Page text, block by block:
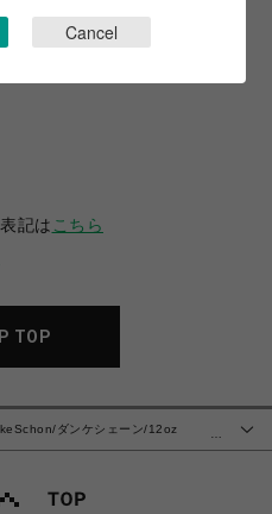
記は こちら
TOP
…
ダンケシェーン/12oz
Cancel